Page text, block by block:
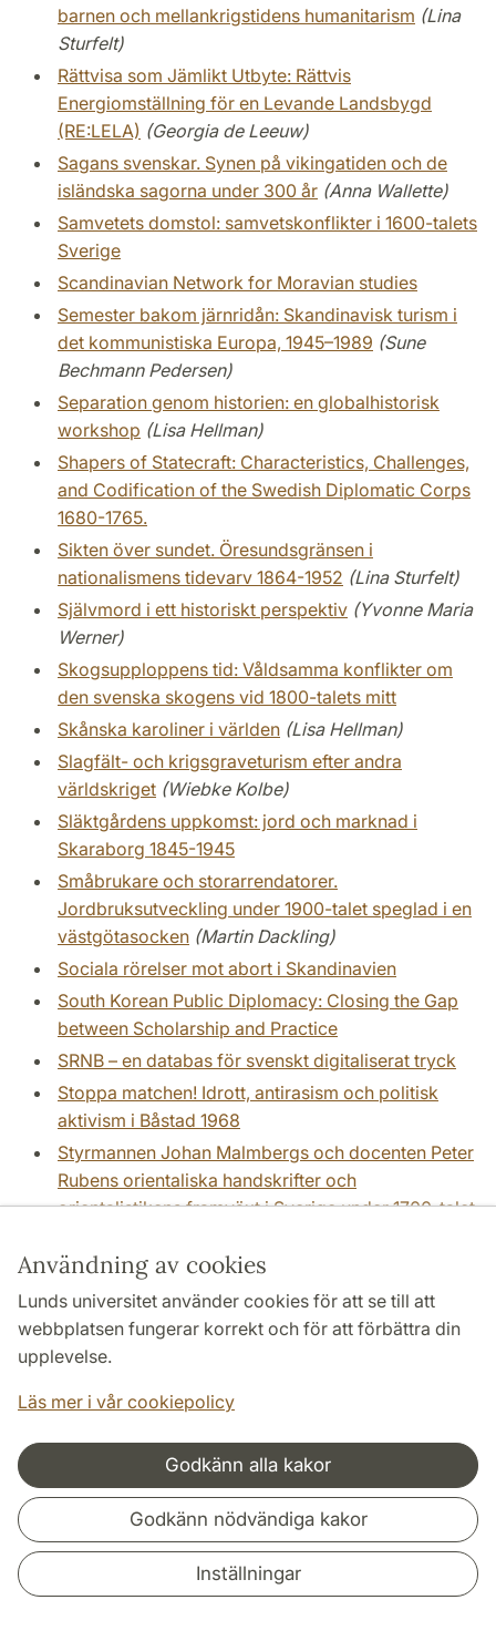
Användning av cookies
Lunds universitet använder cookies för att se till att
webbplatsen fungerar korrekt och för att förbättra din
upplevelse.
Läs mer i vår cookiepolicy
Godkänn alla kakor
Godkänn nödvändiga kakor
Inställningar
barnen och mellankrigstidens humanitarism (Lina
Sturfelt)
Rättvisa som Jämlikt Utbyte: Rättvis
Energiomställning för en Levande Landsbygd
(RE:LELA) (Georgia de Leeuw)
Sagans svenskar. Synen på vikingatiden och de
isländska sagorna under 300 år (Anna Wallette)
Samvetets domstol: samvetskonflikter i 1600-talets
Sverige
Scandinavian Network for Moravian studies
Semester bakom järnridån: Skandinavisk turism i
det kommunistiska Europa, 1945–1989 (Sune
Bechmann Pedersen)
Separation genom historien: en globalhistorisk
workshop (Lisa Hellman)
Shapers of Statecraft: Characteristics, Challenges,
and Codification of the Swedish Diplomatic Corps
1680-1765.
Sikten över sundet. Öresundsgränsen i
nationalismens tidevarv 1864-1952 (Lina Sturfelt)
Självmord i ett historiskt perspektiv (Yvonne Maria
Werner)
Skogsupploppens tid: Våldsamma konflikter om
den svenska skogens vid 1800-talets mitt
Skånska karoliner i världen (Lisa Hellman)
Slagfält- och krigsgraveturism efter andra
världskriget (Wiebke Kolbe)
Släktgårdens uppkomst: jord och marknad i
Skaraborg 1845-1945
Småbrukare och storarrendatorer.
Jordbruksutveckling under 1900-talet speglad i en
västgötasocken (Martin Dackling)
Sociala rörelser mot abort i Skandinavien
South Korean Public Diplomacy: Closing the Gap
between Scholarship and Practice
SRNB – en databas för svenskt digitaliserat tryck
Stoppa matchen! Idrott, antirasism och politisk
aktivism i Båstad 1968
Styrmannen Johan Malmbergs och docenten Peter
Rubens orientaliska handskrifter och
orientalistikens framväxt i Sverige under 1700-talet
Subsidiesystemets tillbakagång: Sverige och
Frankrike 1740-1790 (Svante Norrhem)
Svea kolonial. Diskurser kring svensk
peacekeeping under kalla kriget.
och materialitet
Svensk republikanism? En undersökning av
politiska idéer i svenskt 1800-tal (Lars Edgren)
Sverige och Nordafrika. Fångenskap och
friköpningsslaveri i Medelhavsvärlden 1660-1760
(Joachim Östlund)
Sveriges nationella förbund 1936-1940